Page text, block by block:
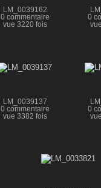
LM_0039162
0 commentaire
vue 3220 fois
0
LM_0039137
0 commentaire
vue 3382 fois
0